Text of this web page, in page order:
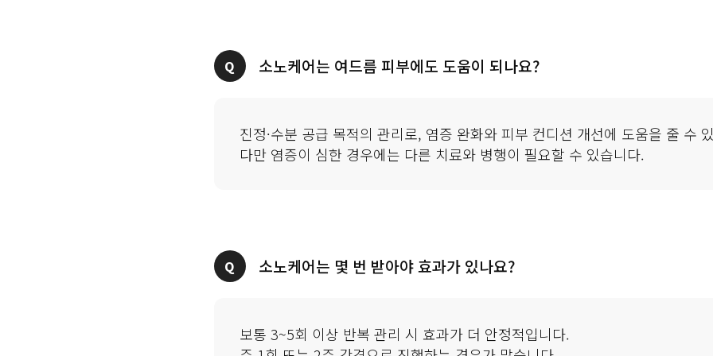
소노케어는 여드름 피부에도 도움이 되나요?
진정·수분 공급 목적의 관리로, 염증 완화와 피부 컨디션 개선에 도움을 줄 수
다만 염증이 심한 경우에는 다른 치료와 병행이 필요할 수 있습니다.
소노케어는 몇 번 받아야 효과가 있나요?
보통 3~5회 이상 반복 관리 시 효과가 더 안정적입니다.